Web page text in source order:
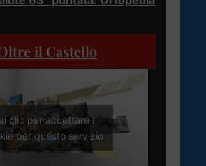
il Castello
clic per accettare i
per questo servizio